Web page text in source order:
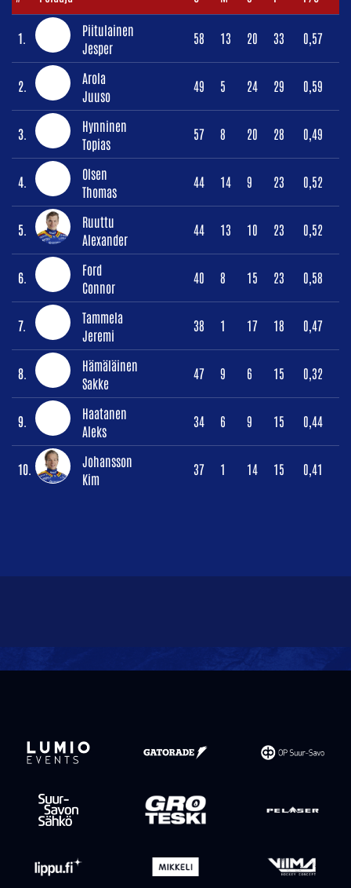
1.
Piitulainen
Jesper
58 13 20 33 0,57
2.
Arola
Juuso
49 5 24 29 0,59
3.
Hynninen
Topias
57 8 20 28 0,49
4.
Olsen
Thomas
44 14 9 23 0,52
5.
Ruuttu
Alexander
44 13 10 23 0,52
6.
Ford
Connor
40 8 15 23 0,58
7.
Tammela
Jeremi
38 1 17 18 0,47
8.
Hämäläinen
Sakke
47 9 6 15 0,32
9.
Haatanen
Aleks
34 6 9 15 0,44
10.
Johansson
Kim
37 1 14 15 0,41